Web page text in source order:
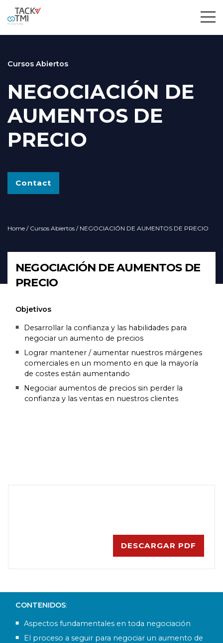
Cursos Abiertos
NEGOCIACIÓN DE
AUMENTOS DE
PRECIO
Contact
Home / Cursos Abiertos / NEGOCIACIÓN DE AUMENTOS DE PRECIO
NEGOCIACIÓN DE AUMENTOS DE
PRECIO
Objetivos
Desarrollar la confianza y las habilidades para
negociar un aumento de precios
Lograr mantener / aumentar nuestros márgenes
comerciales en un momento en que la mayoría
de costes están aumentando
Negociar aumentos de precios sin perder la
confianza y las ventas en nuestros clientes
DESCARGAR PDF
CONTENIDOS:
Aspectos fundamentales en toda negociación
El proceso a seguir para negociar un aumento de